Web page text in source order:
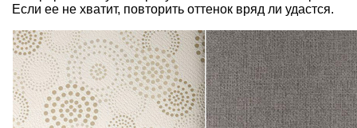
Если ее не хватит, повторить оттенок вряд ли удастся.